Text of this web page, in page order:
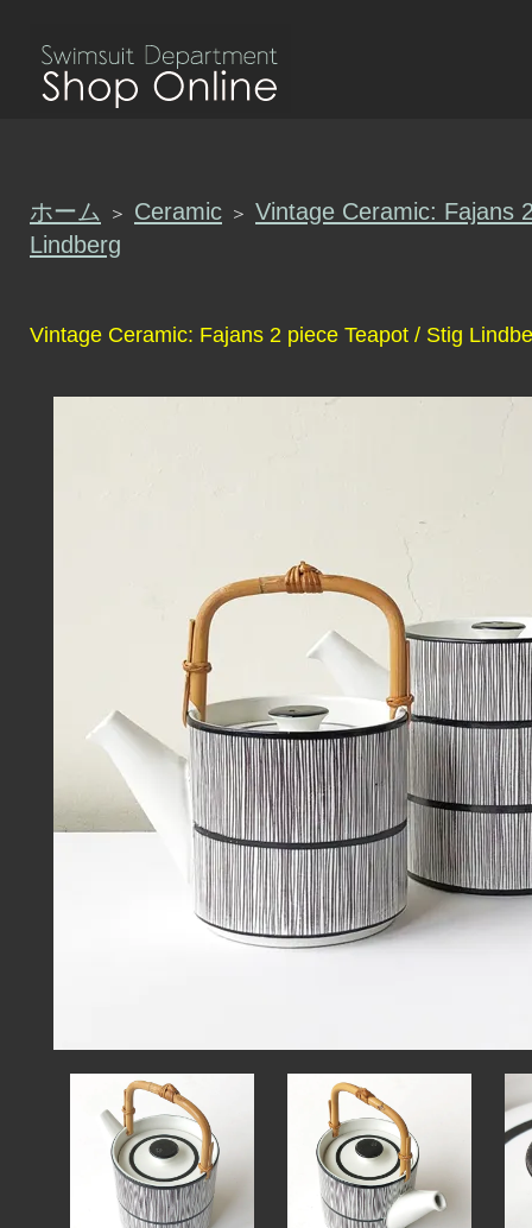
ホーム ＞ Ceramic ＞ Vintage Ceramic: Fajans
Lindberg
Vintage Ceramic: Fajans 2 piece Teapot / Stig